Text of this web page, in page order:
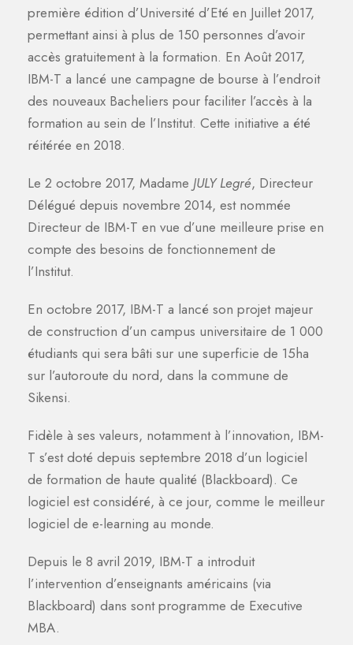
première édition d’Université d’Eté en Juillet 2017,
permettant ainsi à plus de 150 personnes d’avoir
accès gratuitement à la formation. En Août 2017,
IBM-T a lancé une campagne de bourse à l’endroit
des nouveaux Bacheliers pour faciliter l’accès à la
formation au sein de l’Institut. Cette initiative a été
réitérée en 2018.
Le 2 octobre 2017, Madame JULY Legré, Directeur
Délégué depuis novembre 2014, est nommée
Directeur de IBM-T en vue d’une meilleure prise en
compte des besoins de fonctionnement de
l’Institut.
En octobre 2017, IBM-T a lancé son projet majeur
de construction d’un campus universitaire de 1 000
étudiants qui sera bâti sur une superficie de 15ha
sur l’autoroute du nord, dans la commune de
Sikensi.
Fidèle à ses valeurs, notamment à l’innovation, IBM-
T s’est doté depuis septembre 2018 d’un logiciel
de formation de haute qualité (Blackboard). Ce
logiciel est considéré, à ce jour, comme le meilleur
logiciel de e-learning au monde.
Depuis le 8 avril 2019, IBM-T a introduit
l’intervention d’enseignants américains (via
Blackboard) dans sont programme de Executive
MBA.